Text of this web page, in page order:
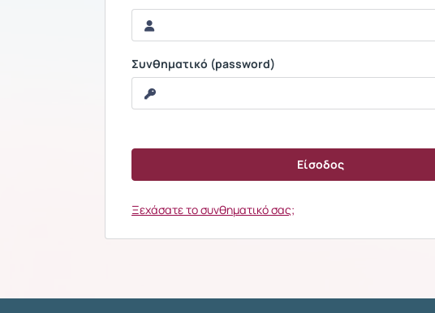
Συνθηματικό (password)
Ξεχάσατε το συνθηματικό σας;